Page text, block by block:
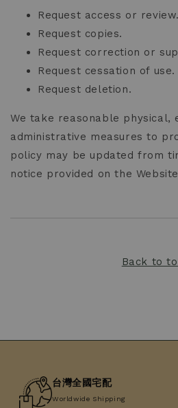
Request access or review.
Request copies.
Request correction or
Request cessation of use.
Request deletion.
We take reasonable physical,
administrative measures to
policy may be updated from
notice provided on the
Back to
台灣全國宅配
Worldwide Shipping